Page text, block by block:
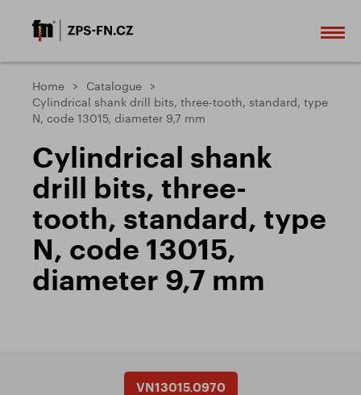
Home
Catalogue
Cylindrical shank drill bits, three-tooth, standard, type
N, code 13015, diameter 9,7 mm
Cylindrical shank
drill bits, three-
tooth, standard, type
N, code 13015,
diameter 9,7 mm
VN13015.0970